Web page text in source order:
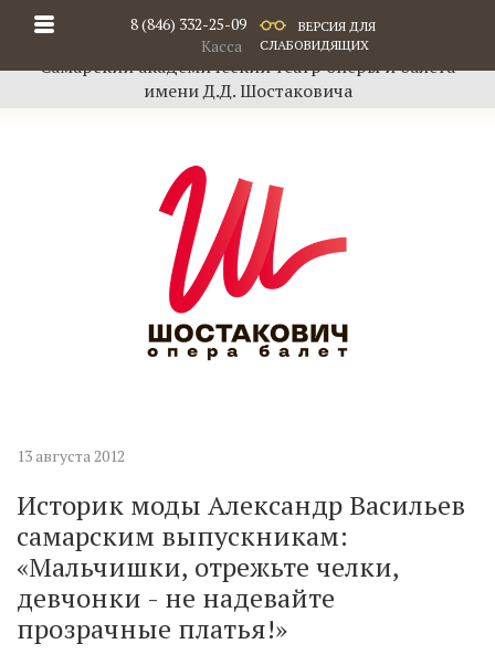
8 (846) 332-25-09
Касса
ВЕРСИЯ ДЛЯ
СЛАБОВИДЯЩИХ
Самарский академический театр оперы и балета
имени Д.Д. Шостаковича
13 августа 2012
Историк моды Александр Васильев
самарским выпускникам:
«Мальчишки, отрежьте челки,
девчонки - не надевайте
прозрачные платья!»